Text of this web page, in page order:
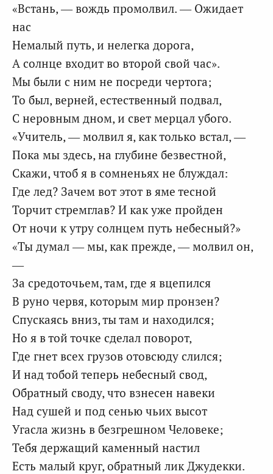
«Встань, — вождь промолвил. — Ожидает
нас
Немалый путь, и нелегка дорога,
А солнце входит во второй свой час».
Мы были с ним не посреди чертога;
То был, верней, естественный подвал,
С неровным дном, и свет мерцал убого.
«Учитель, — молвил я, как только встал, —
Пока мы здесь, на глубине безвестной,
Скажи, чтоб я в сомненьях не блуждал:
Где лед? Зачем вот этот в яме тесной
Торчит стремглав? И как уже пройден
От ночи к утру солнцем путь небесный?»
«Ты думал — мы, как прежде, — молвил он,
—
За средоточьем, там, где я вцепился
В руно червя, которым мир пронзен?
Спускаясь вниз, ты там и находился;
Но я в той точке сделал поворот,
Где гнет всех грузов отовсюду слился;
И над тобой теперь небесный свод,
Обратный своду, что взнесен навеки
Над сушей и под сенью чьих высот
Угасла жизнь в безгрешном Человеке;
Тебя держащий каменный настил
Есть малый круг, обратный лик Джудекки.